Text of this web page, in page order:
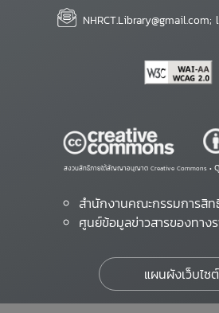
NHRCT.Library@gmail.com;
สงวนสิทธิ์ภายใต้สัญญาอนุญาต Creative Commons •
สำนักงานคณะกรรมการสิ
ศูนย์ข้อมูลข่าวสารของทาง
แผนผังเว็บไซต์